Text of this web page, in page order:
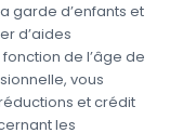
garde d’enfants et
d’aides
de l’âge de
vous
et crédit
les